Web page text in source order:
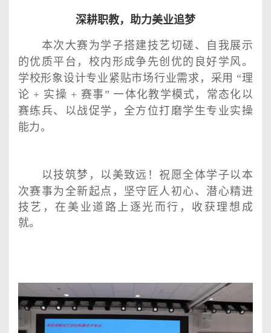
深耕职教，助力美业追梦
本次大赛为学子搭建技艺切磋、自我展示
的优质平台，校内形成争先创优的良好学风。
学校形象设计专业紧贴市场行业需求，采用 “理
论 + 实操 + 赛事”一体化教学模式，常态化以
赛练兵、以战促学，全方位打磨学生专业实操
能力。
以技筑梦，以美致远！祝愿全体学子以本
次赛事为全新起点，坚守匠人初心、潜心精进
技艺，在美业道路上逐光而行，收获理想成
就。